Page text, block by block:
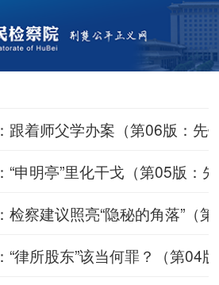
跟着师父学办案（第06版：先
“申明亭”里化干戈（第05版：
检察建议照亮“隐秘的角落”（
“律所股东”该当何罪？（第04